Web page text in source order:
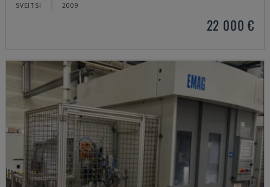
SVEITSI 2009
22 000 €